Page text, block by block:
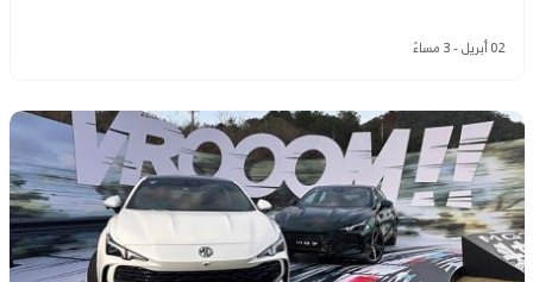
02 أبريل - 3 مساءً